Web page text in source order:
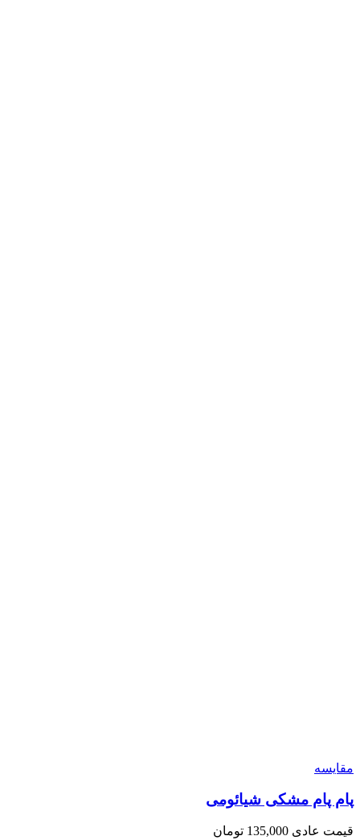
مقايسه
پام پام مشکی شیائومی
قیمت عادی 135,000 تومان